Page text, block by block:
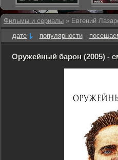
Фильмы и сериалы » Евгений
дате
популярности
Оружейный барон (2005) -